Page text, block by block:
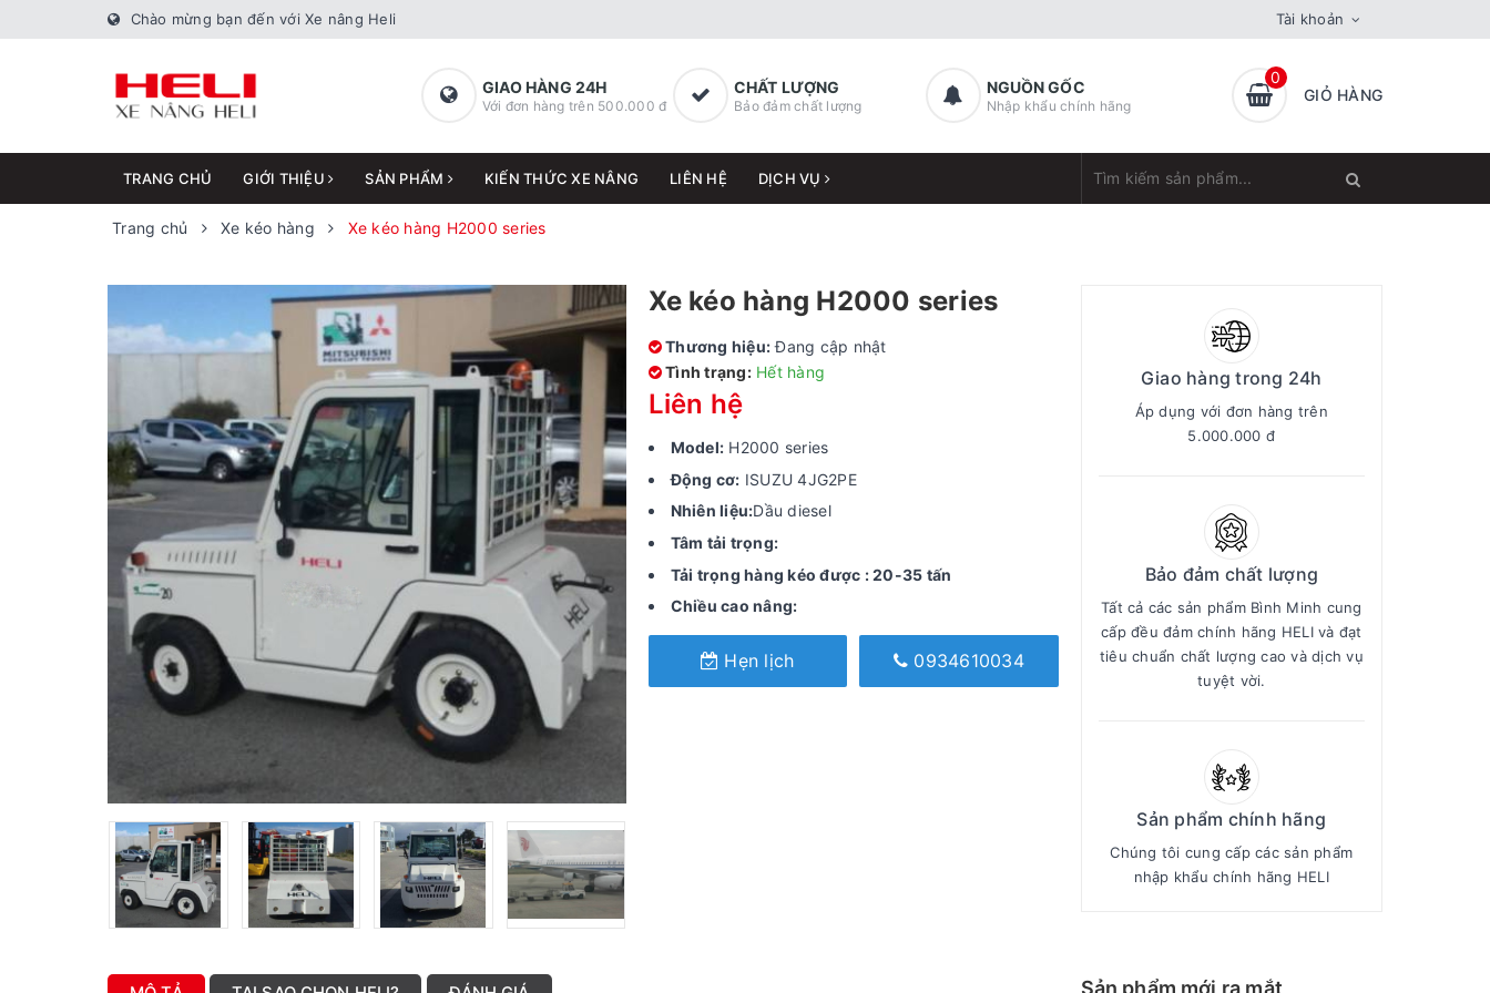
Chào mừng bạn đến với Xe nâng Heli Tài khoản
GIAO HÀNG 24H
Với đơn hàng trên 500.000 đ
CHẤT LƯỢNG
Bảo đảm chất lượng
NGUỒN GỐC
Nhập khẩu chính hãng
0
GIỎ HÀNG
TRANG CHỦ GIỚI THIỆU SẢN PHẨM KIẾN THỨC XE NÂNG LIÊN HỆ DỊCH VỤ
Trang chủ Xe kéo hàng Xe kéo hàng H2000 series
Xe kéo hàng H2000 series
Thương hiệu: Đang cập nhật
Tình trạng: Hết hàng
Liên hệ
Model: H2000 series
Động cơ: ISUZU 4JG2PE
Nhiên liệu:Dầu diesel
Tâm tải trọng:
Tải trọng hàng kéo được : 20-35 tấn
Chiều cao nâng:
Hẹn lịch 0934610034
Giao hàng trong 24h
Áp dụng với đơn hàng trên
5.000.000 đ
Bảo đảm chất lượng
Tất cả các sản phẩm Bình Minh cung
cấp đều đảm chính hãng HELI và đạt
tiêu chuẩn chất lượng cao và dịch vụ
tuyệt vời.
Sản phẩm chính hãng
Chúng tôi cung cấp các sản phẩm
nhập khẩu chính hãng HELI
Sản phẩm mới ra mắt